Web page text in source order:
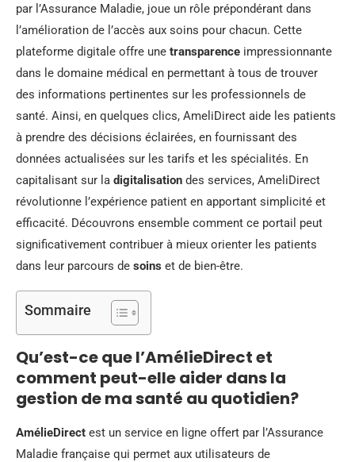
par l’Assurance Maladie, joue un rôle prépondérant dans
l’amélioration de l’accès aux soins pour chacun. Cette
plateforme digitale offre une transparence impressionnante
dans le domaine médical en permettant à tous de trouver
des informations pertinentes sur les professionnels de
santé. Ainsi, en quelques clics, AmeliDirect aide les patients
à prendre des décisions éclairées, en fournissant des
données actualisées sur les tarifs et les spécialités. En
capitalisant sur la digitalisation des services, AmeliDirect
révolutionne l’expérience patient en apportant simplicité et
efficacité. Découvrons ensemble comment ce portail peut
significativement contribuer à mieux orienter les patients
dans leur parcours de soins et de bien-être.
Sommaire
Qu’est-ce que l’AmélieDirect et
comment peut-elle aider dans la
gestion de ma santé au quotidien?
AmélieDirect est un service en ligne offert par l’Assurance
Maladie française qui permet aux utilisateurs de